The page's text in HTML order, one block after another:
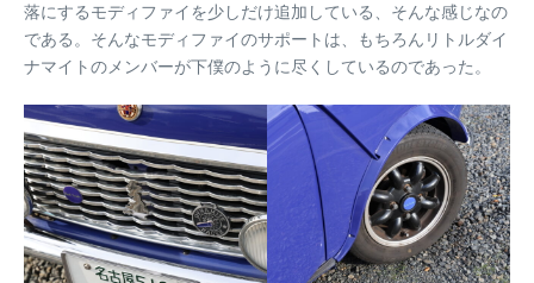
落にするモディファイを少しだけ追加している、そんな感じなの
である。そんなモディファイのサポートは、もちろんリトルダイ
ナマイトのメンバーが下僕のように尽くしているのであった。